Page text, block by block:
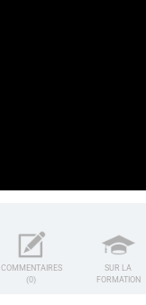
COMMENTAIRES
(0)
SUR LA
FORMATION